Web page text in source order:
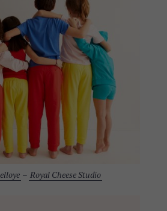
– Royal Cheese Studio